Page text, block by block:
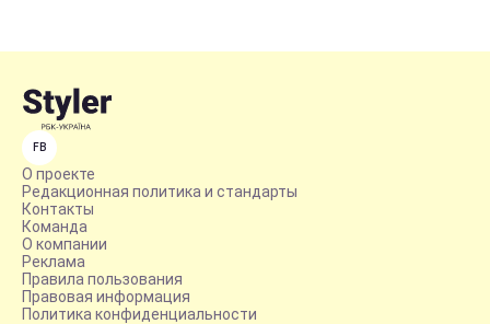
FB
О проекте
Редакционная политика и стандарты
Контакты
Команда
О компании
Реклама
Правила пользования
Правовая информация
Политика конфиденциальности